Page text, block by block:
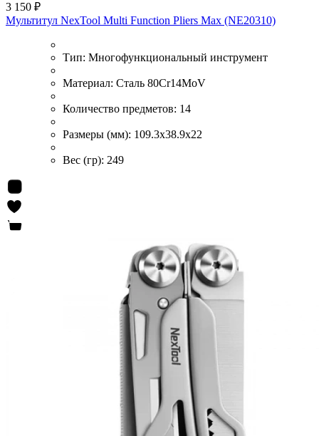
3 150 ₽
Мультитул NexTool Multi Function Pliers Max (NE20310)
Тип: Многофункциональный инструмент
Материал: Сталь 80Cr14MoV
Количество предметов: 14
Размеры (мм): 109.3x38.9x22
Вес (гр): 249